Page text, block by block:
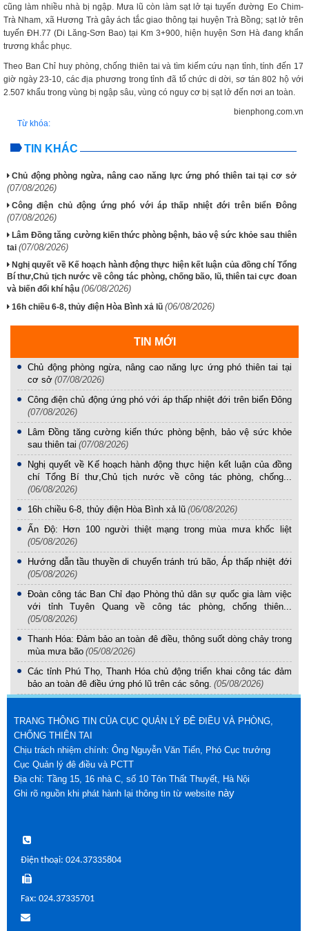
cũng làm nhiều nhà bị ngập. Mưa lũ còn làm sạt lở tại tuyến đường Eo Chim-
Trà Nham, xã Hương Trà gây ách tắc giao thông tại huyện Trà Bồng; sạt lở trên
tuyến ĐH.77 (Di Lăng-Sơn Bao) tại Km 3+900, hiện huyện Sơn Hà đang khẩn
trương khắc phục.
Theo Ban Chỉ huy phòng, chống thiên tai và tìm kiếm cứu nạn tỉnh, tính đến 17
giờ ngày 23-10, các địa phương trong tỉnh đã tổ chức di dời, sơ tán 802 hộ với
2.507 khẩu trong vùng bị ngập sâu, vùng có nguy cơ bị sạt lở đến nơi an toàn.
bienphong.com.vn
Từ khóa:
TIN KHÁC
Chủ động phòng ngừa, nâng cao năng lực ứng phó thiên tai tại cơ sở
(07/08/2026)
Công điện chủ động ứng phó với áp thấp nhiệt đới trên biển Đông
(07/08/2026)
Lâm Đồng tăng cường kiến thức phòng bệnh, bảo vệ sức khỏe sau thiên
tai (07/08/2026)
Nghị quyết về Kế hoạch hành động thực hiện kết luận của đồng chí Tổng
Bí thư,Chủ tịch nước về công tác phòng, chống bão, lũ, thiên tai cực đoan
và biến đổi khí hậu (06/08/2026)
16h chiều 6-8, thủy điện Hòa Bình xả lũ (06/08/2026)
TIN MỚI
Chủ động phòng ngừa, nâng cao năng lực ứng phó thiên tai tại
cơ sở (07/08/2026)
Công điện chủ động ứng phó với áp thấp nhiệt đới trên biển Đông
(07/08/2026)
Lâm Đồng tăng cường kiến thức phòng bệnh, bảo vệ sức khỏe
sau thiên tai (07/08/2026)
Nghị quyết về Kế hoạch hành động thực hiện kết luận của đồng
chí Tổng Bí thư,Chủ tịch nước về công tác phòng, chống...
(06/08/2026)
16h chiều 6-8, thủy điện Hòa Bình xả lũ (06/08/2026)
Ấn Độ: Hơn 100 người thiệt mạng trong mùa mưa khốc liệt
(05/08/2026)
Hướng dẫn tầu thuyền di chuyển tránh trú bão, Áp thấp nhiệt đới
(05/08/2026)
Đoàn công tác Ban Chỉ đạo Phòng thủ dân sự quốc gia làm việc
với tỉnh Tuyên Quang về công tác phòng, chống thiên...
(05/08/2026)
Thanh Hóa: Đảm bảo an toàn đê điều, thông suốt dòng chảy trong
mùa mưa bão (05/08/2026)
Các tỉnh Phú Thọ, Thanh Hóa chủ động triển khai công tác đảm
bảo an toàn đê điều ứng phó lũ trên các sông. (05/08/2026)
TRANG THÔNG TIN CỦA CỤC QUẢN LÝ ĐÊ ĐIỀU VÀ PHÒNG,
CHỐNG THIÊN TAI
Chịu trách nhiệm chính: Ông Nguyễn Văn Tiến, Phó Cục trưởng
Cục Quản lý đê điều và PCTT
Địa chỉ: Tầng 15, 16 nhà C, số 10 Tôn Thất Thuyết, Hà Nội
Ghi rõ nguồn khi phát hành lại thông tin từ website này
Điện thoại: 024.37335804
Fax: 024.37335701